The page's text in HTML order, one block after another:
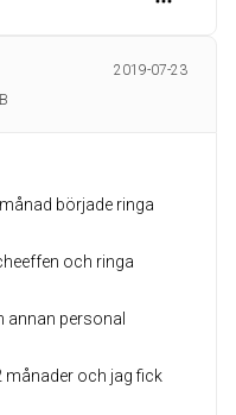
2019-07-23
började ringa
och ringa
annan personal
månader och jag fick